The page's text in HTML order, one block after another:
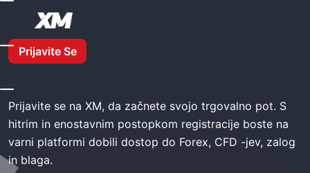
Prijavite Se
Domov XM Prijavite Se
XM Prijavite se
Prijavite se na XM, da začnete svojo trgovalno pot. S
hitrim in enostavnim postopkom registracije boste na
varni platformi dobili dostop do Forex, CFD -jev, zalog
in blaga.